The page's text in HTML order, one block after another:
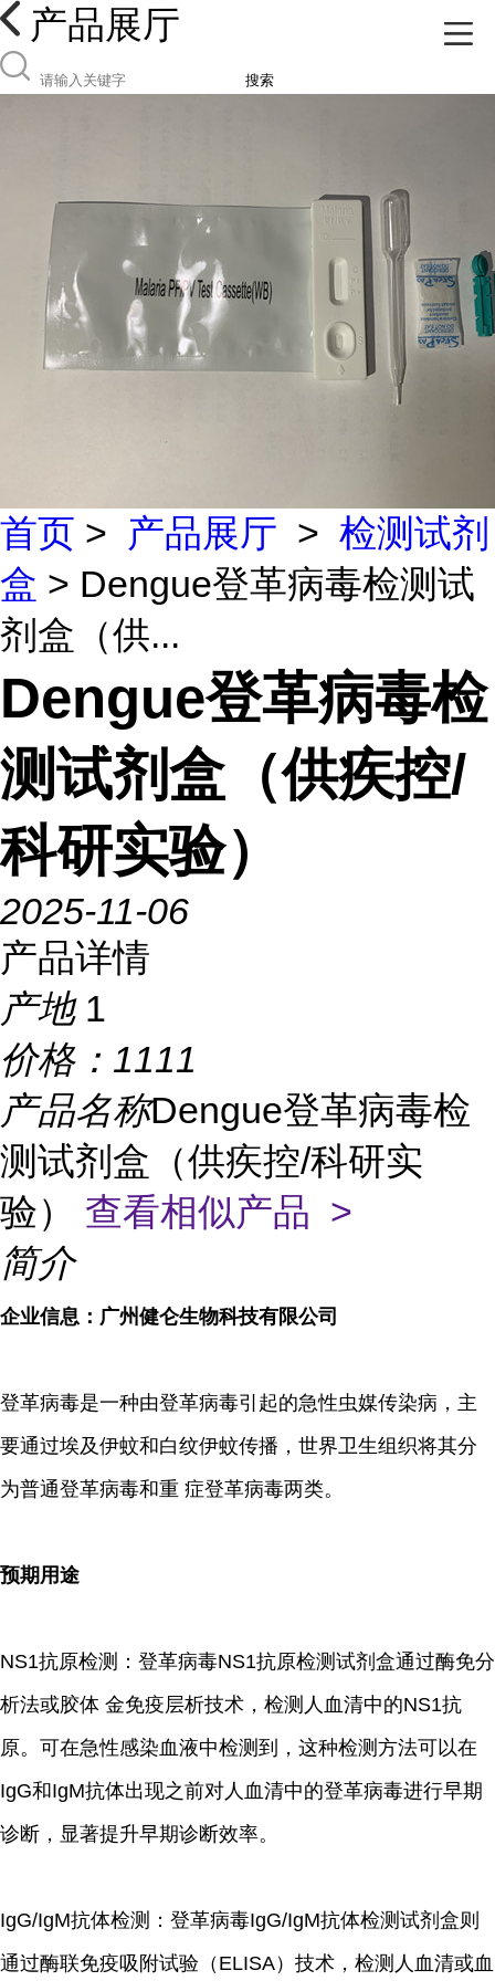
产品展厅
搜索
首页 > 产品展厅 > 检测试剂
盒 > Dengue登革病毒检测试
剂盒（供...
Dengue登革病毒检
测试剂盒（供疾控/
科研实验）
2025-11-06
产品详情
产地 1
价格： 1111
产品名称Dengue登革病毒检
测试剂盒（供疾控/科研实
验） 查看相似产品 >
简介
企业信息：广州健仑生物科技有限公司
登革病毒是一种由登革病毒引起的急性虫媒传染病，主
要通过埃及伊蚊和白纹伊蚊传播，世界卫生组织将其分
为普通登革病毒和重 症登革病毒两类。
预期用途
NS1抗原检测：登革病毒NS1抗原检测试剂盒通过酶免分
析法或胶体 金免疫层析技术，检测人血清中的NS1抗
原。可在急性感染血液中检测到，这种检测方法可以在
IgG和IgM抗体出现之前对人血清中的登革病毒进行早期
诊断，显著提升早期诊断效率。
IgG/IgM抗体检测：登革病毒IgG/IgM抗体检测试剂盒则
通过酶联免疫吸附试验（ELISA）技术，检测人血清或血